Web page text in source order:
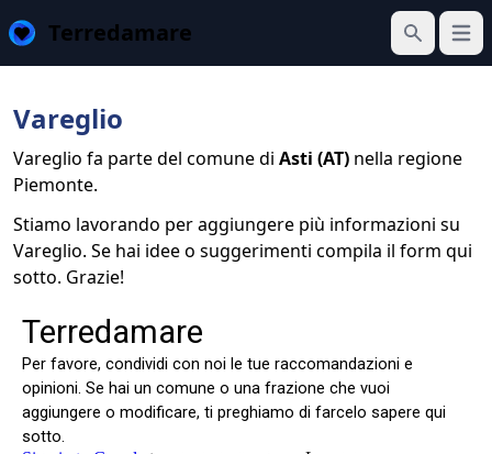
Terredamare
Cerca
Apri
Vareglio
Vareglio fa parte del comune di Asti (AT) nella regione
Piemonte.
Stiamo lavorando per aggiungere più informazioni su
Vareglio. Se hai idee o suggerimenti compila il form qui
sotto. Grazie!